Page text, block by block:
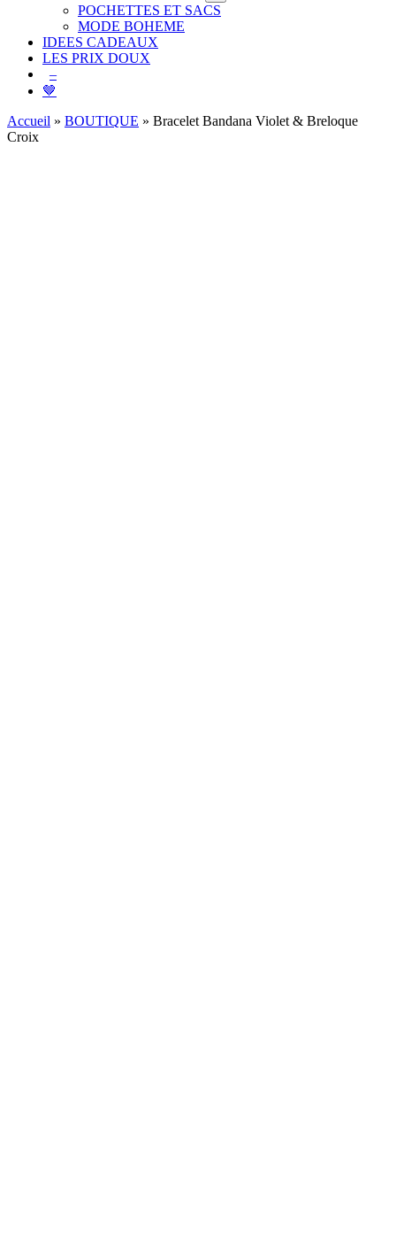
POCHETTES ET SACS
MODE BOHEME
IDEES CADEAUX
LES PRIX DOUX
–
🤎
Accueil » BOUTIQUE » Bracelet Bandana Violet & Breloque
Croix